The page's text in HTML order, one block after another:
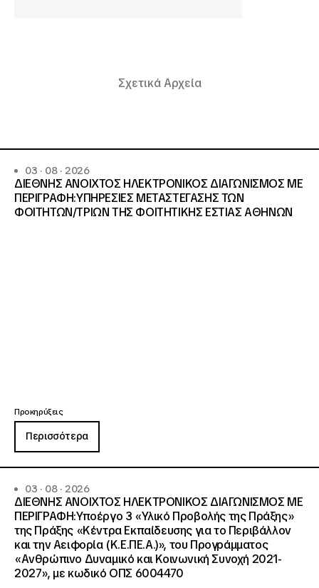
Σχετικά Αρχεία
03 · 08 · 2026
ΔΙΕΘΝΗΣ ΑΝΟΙΧΤΟΣ ΗΛΕΚΤΡΟΝΙΚΟΣ ΔΙΑΓΩΝΙΣΜΟΣ ΜΕ
ΠΕΡΙΓΡΑΦΗ:ΥΠΗΡΕΣΙΕΣ METAΣΤΕΓΑΣΗΣ ΤΩΝ
ΦΟΙΤΗΤΩΝ/ΤΡΙΩΝ ΤΗΣ ΦΟΙΤΗΤΙΚΗΣ ΕΣΤΙΑΣ ΑΘΗΝΩΝ
Προκηρύξεις
Περισσότερα
03 · 08 · 2026
ΔΙΕΘΝΗΣ ΑΝΟΙΧΤΟΣ ΗΛΕΚΤΡΟΝΙΚΟΣ ΔΙΑΓΩΝΙΣΜΟΣ ΜΕ
ΠΕΡΙΓΡΑΦΗ:Υποέργο 3 «Υλικό Προβολής της Πράξης»
της Πράξης «Κέντρα Εκπαίδευσης για το Περιβάλλον
και την Αειφορία (Κ.Ε.ΠΕ.Α.)», του Προγράμματος
«Ανθρώπινο Δυναμικό και Κοινωνική Συνοχή 2021-
2027», με κωδικό ΟΠΣ 6004470